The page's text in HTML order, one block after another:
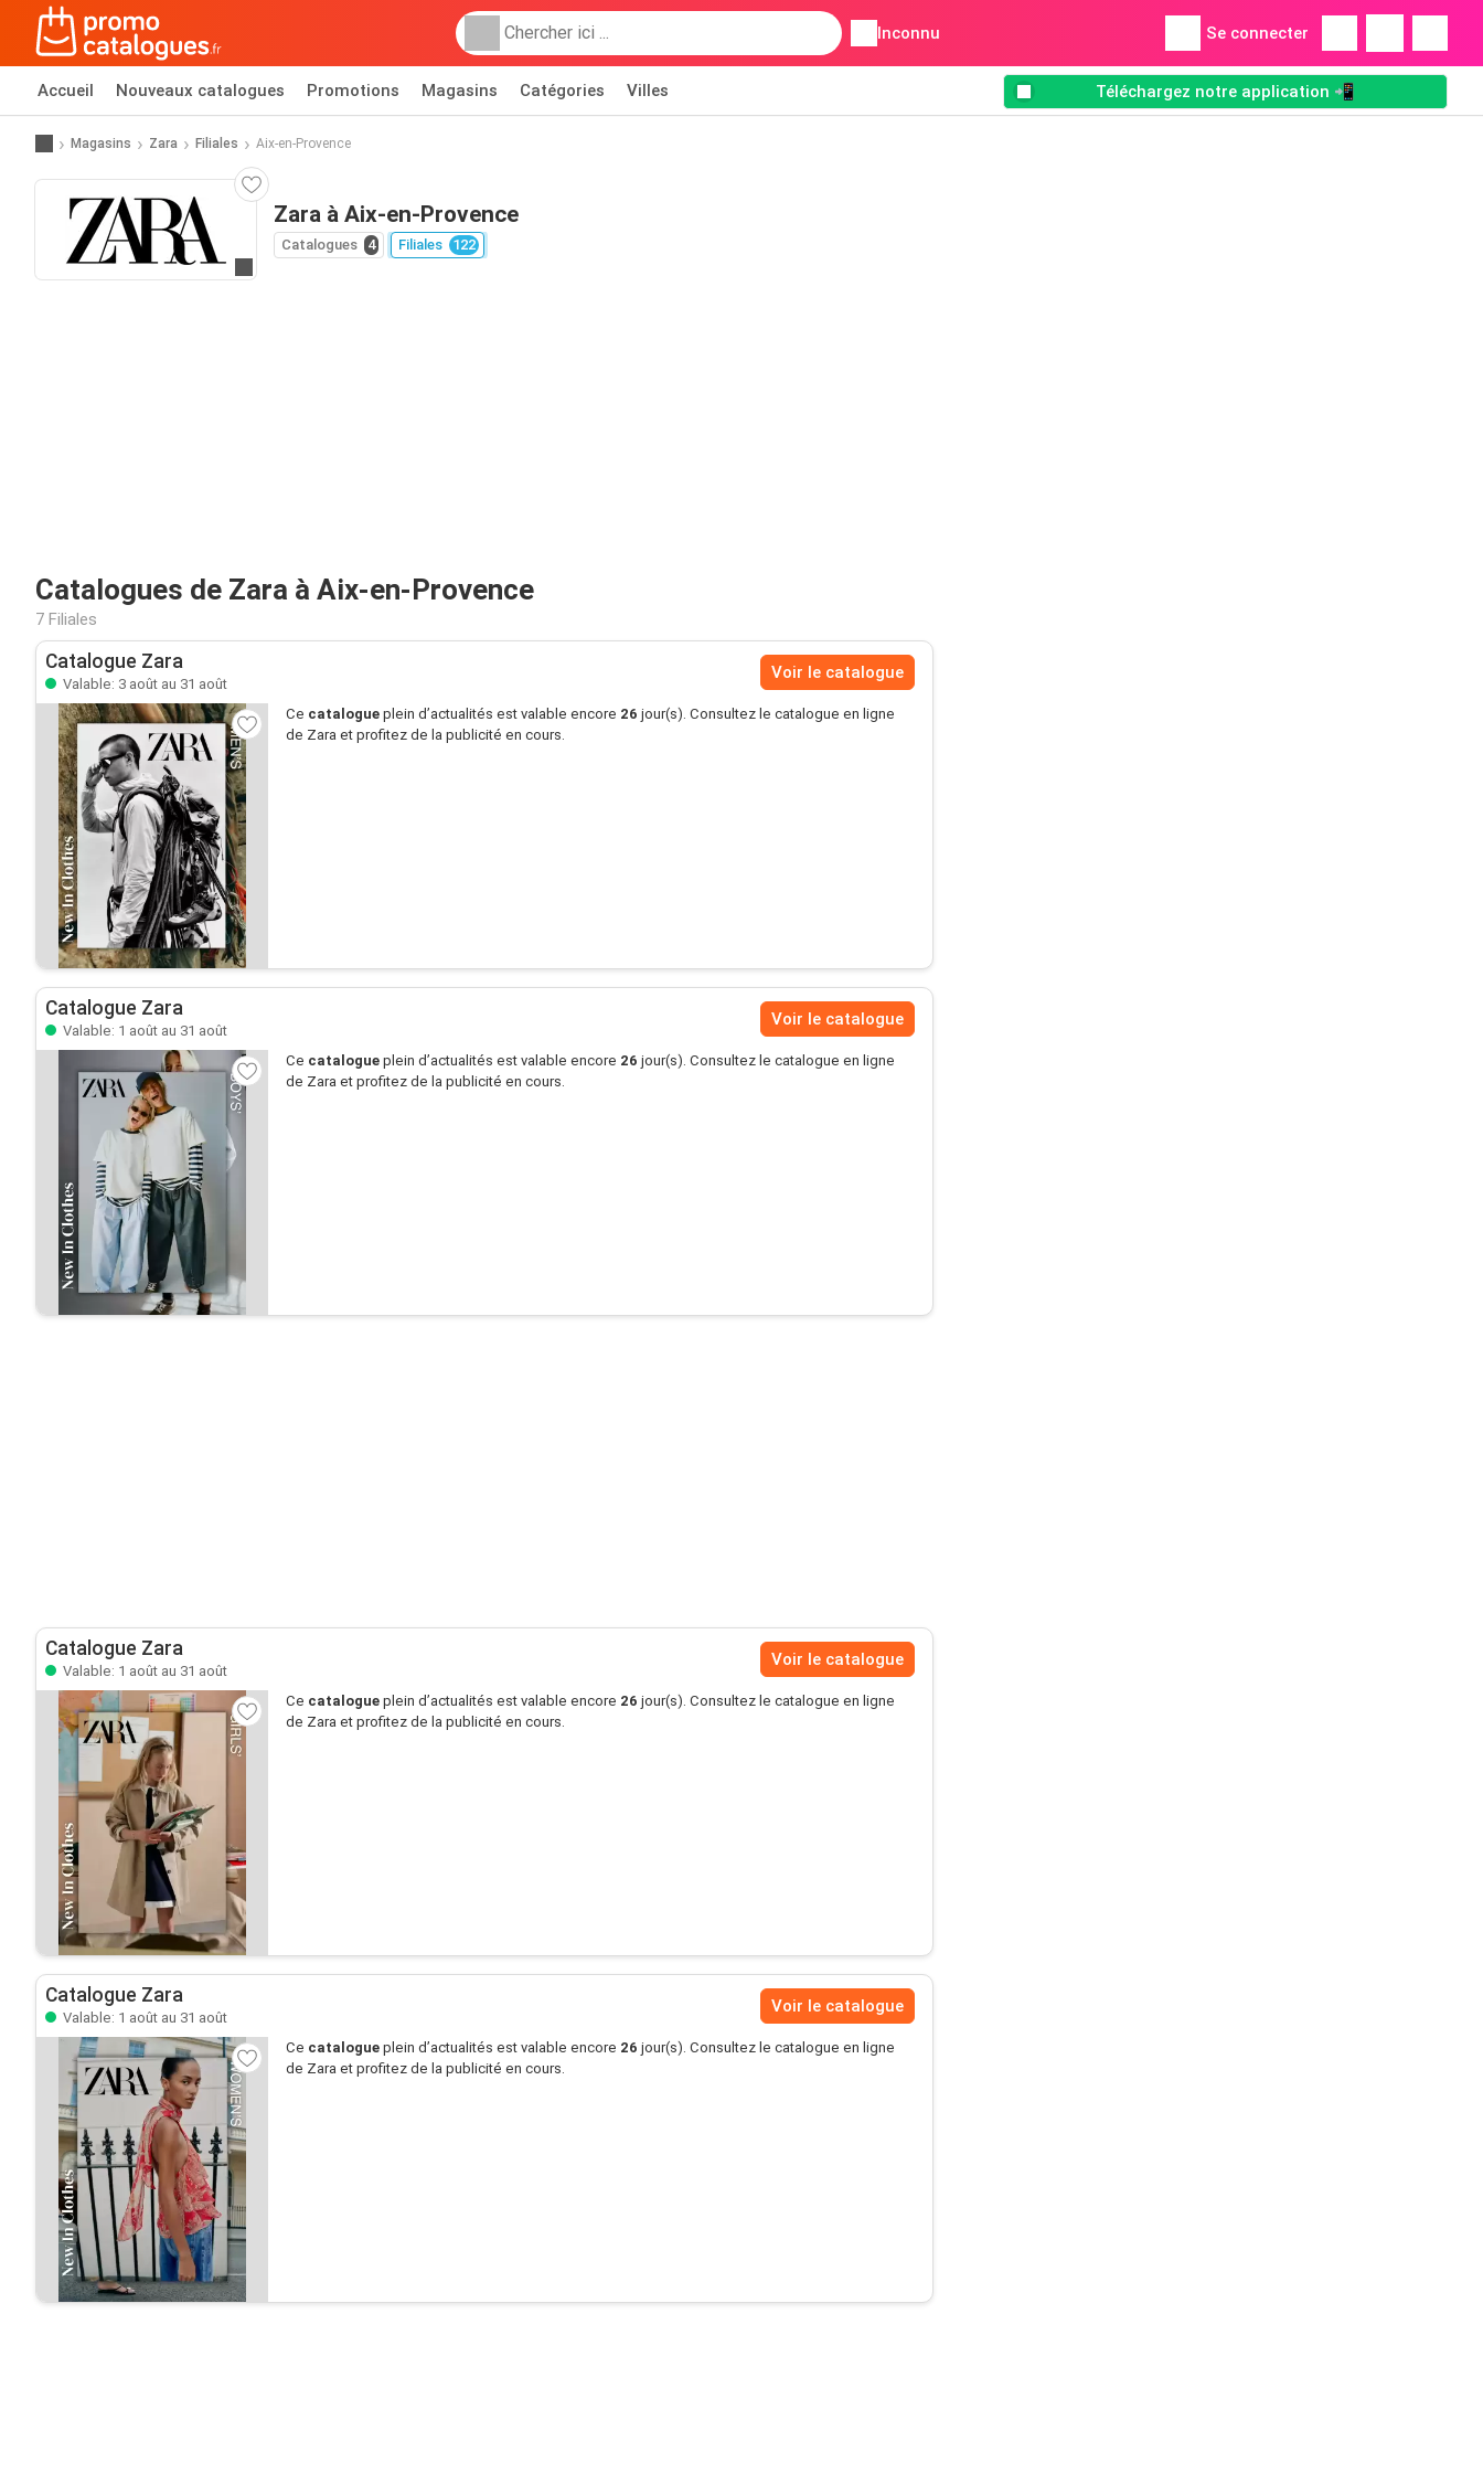
Inconnu Se connecter
Accueil Nouveaux catalogues Promotions Magasins Catégories Villes Téléchargez notre application 📲
Magasins Zara Filiales Aix-en-Provence
Zara à Aix-en-Provence
Catalogues 4 Filiales 122
Catalogues de Zara à Aix-en-Provence
7 Filiales
Catalogue Zara
Valable: 3 août au 31 août
Voir le catalogue
Ce catalogue plein d’actualités est valable encore 26 jour(s). Consultez le catalogue en ligne
de Zara et profitez de la publicité en cours.
Catalogue Zara
Valable: 1 août au 31 août
Voir le catalogue
Ce catalogue plein d’actualités est valable encore 26 jour(s). Consultez le catalogue en ligne
de Zara et profitez de la publicité en cours.
Catalogue Zara
Valable: 1 août au 31 août
Voir le catalogue
Ce catalogue plein d’actualités est valable encore 26 jour(s). Consultez le catalogue en ligne
de Zara et profitez de la publicité en cours.
Catalogue Zara
Valable: 1 août au 31 août
Voir le catalogue
Ce catalogue plein d’actualités est valable encore 26 jour(s). Consultez le catalogue en ligne
de Zara et profitez de la publicité en cours.